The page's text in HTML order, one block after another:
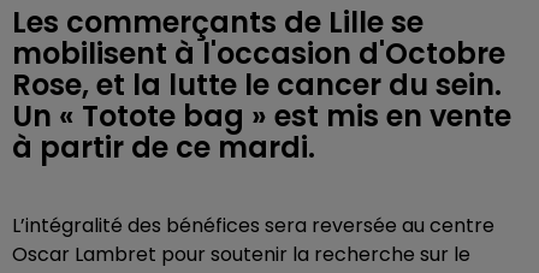
Les commerçants de Lille se
mobilisent à l'occasion d'Octobre
Rose, et la lutte le cancer du sein.
Un « Totote bag » est mis en vente
à partir de ce mardi.
L’intégralité des bénéfices sera reversée au centre
Oscar Lambret pour soutenir la recherche sur le